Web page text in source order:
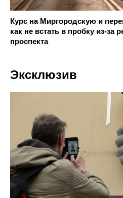
Курс на Миргородскую и
как не встать в пробку из-за
проспекта
Эксклюзив